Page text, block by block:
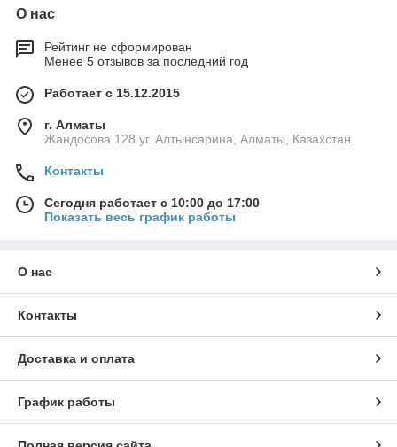
О нас
Рейтинг не сформирован
Менее 5 отзывов за последний год
Работает с 15.12.2015
г. Алматы
Жандосова 128 уг. Алтынсарина, Алматы, Казахстан
Контакты
Сегодня работает с 10:00 до 17:00
Показать весь график работы
О нас
Контакты
Доставка и оплата
График работы